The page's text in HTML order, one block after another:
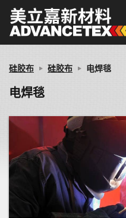
硅胶布 硅胶布 电焊毯
电焊毯